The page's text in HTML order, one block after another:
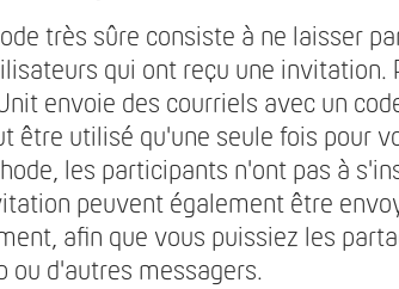
très sûre consiste à ne laisser
qui ont reçu une invitation.
envoie des courriels avec un
être utilisé qu'une seule fois pour
les participants n'ont pas à
peuvent également être
afin que vous puissiez les
ou d'autres messagers.